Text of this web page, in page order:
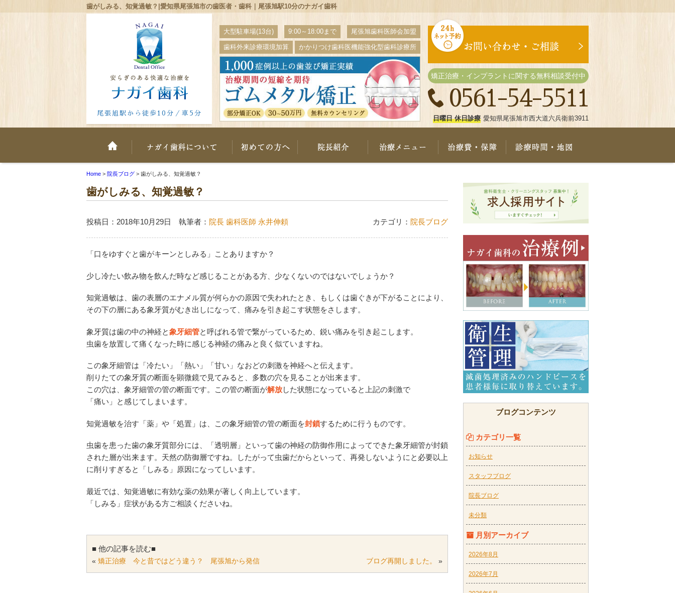
歯がしみる、知覚過敏？|愛知県尾張旭市の歯医者・歯科｜尾張旭駅10分のナガイ歯科
尾張旭駅から徒歩10分／車5分
大型駐車場(13台) 9:00～18:00まで 尾張旭歯科医師会加盟
歯科外来診療環境加算 かかりつけ歯科医機能強化型歯科診療所
矯正治療・インプラントに関する無料相談受付中
0561-54-5511
日曜日 休日診療 愛知県尾張旭市西大道六兵衛前3911
ホーム ナガイ歯科について 初めての方へ 院長紹介 治療メニュー 治療費・保証
Home > 院長ブログ > 歯がしみる、知覚過敏？
歯がしみる、知覚過敏？
投稿日：2018年10月29日 執筆者： 院長 歯科医師 永井伸頼 カテゴリ： 院長ブログ
「口をゆすぐと歯がキーンとしみる」ことありますか？
少し冷たい飲み物を飲んだ時など感じることがある方、少なくないのではないでしょうか？
知覚過敏は、歯の表層のエナメル質が何らかの原因で失われたとき、もしくは歯ぐきが下がることにより、
その下の層にある象牙質がむき出しになって、痛みを引き起こす状態をさします。
象牙質は歯の中の神経と象牙細管と呼ばれる管で繋がっているため、鋭い痛みを引き起こします。
虫歯を放置して痛くなった時に感じる神経の痛みと良く似ていますね。
この象牙細管は「冷たい」「熱い」「甘い」なおどの刺激を神経へと伝えます。
削りたての象牙質の断面を顕微鏡で見てみると、多数の穴を見ることが出来ます。
この穴は、象牙細管の管の断面です。この管の断面が解放した状態になっていると上記の刺激で
「痛い」と感じてしまいます。
知覚過敏を治す「薬」や「処置」は、この象牙細管の管の断面を封鎖するために行うものです。
虫歯を患った歯の象牙質部分には、「透明層」といって歯の神経の防御作用によってできた象牙細管が封鎖
された層が出来ます。天然の防御層ですね。したがって虫歯だからといって、再発しないようにと必要以上
に削りすぎると「しみる」原因になってしいます。
最近では、知覚過敏に有効な薬の効果が著しく向上しています。
「しみる」症状がある方ご相談くださいね。
■ 他の記事を読む■
« 矯正治療 今と昔ではどう違う？ 尾張旭から発信 ブログ再開しました。 »
ブログコンテンツ
カテゴリ一覧
お知らせ
スタッフブログ
院長ブログ
未分類
月別アーカイブ
2026年8月
2026年7月